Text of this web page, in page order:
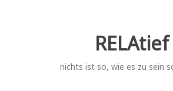
RELAtief
nichts ist so, wie es zu sein